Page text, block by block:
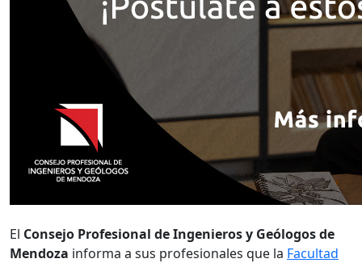
El Consejo Profesional de Ingenieros y Geólogos de
Mendoza informa a sus profesionales que la Facultad